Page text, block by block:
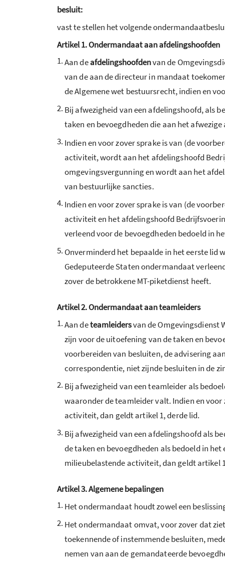
besluit:
vast te stellen het volgende
Artikel 1. Ondermandaat aan afdelingshoofden
1.Aan deafdelingshoofdenvan de
van de aan de directeur in mandaat
de Algemene wet bestuursrecht, indien en
2. Bij afwezigheid van een afdelingshoofd, als
taken en bevoegdheden die aan het
3. Indien en voor zover sprake is van (de
activiteit, wordt aan het afdelingshoofd
omgevingsvergunning en wordt aan het
van bestuurlijke sancties.
4. Indien en voor zover sprake is van (de
activiteit en het afdelingshoofd
verleend voor de bevoegdheden bedoeld in
5. Onverminderd het bepaalde in het eerste lid
Gedeputeerde Staten ondermandaat
zover de betrokkene MT-piketdienst heeft.
Artikel 2.Ondermandaat aan teamleiders
1.Aan deteamleidersvan de Omgevingsdienst
zijn voor de uitoefening van de taken en
voorbereiden van besluiten, de advisering
correspondentie, niet zijnde besluiten in de
2. Bij afwezigheid van een teamleider als
waaronder de teamleider valt. Indien en
activiteit, dan geldt artikel 1, derde lid.
3. Bij afwezigheid van een afdelingshoofd als
de taken en bevoegdheden als bedoeld in
milieubelastende activiteit, dan geldt artikel
Artikel 3. Algemene bepalingen
1. Het ondermandaat houdt zowel een
2. Het ondermandaat omvat, voor zover dat
toekennende of instemmende besluiten,
nemen van aan de gemandateerde